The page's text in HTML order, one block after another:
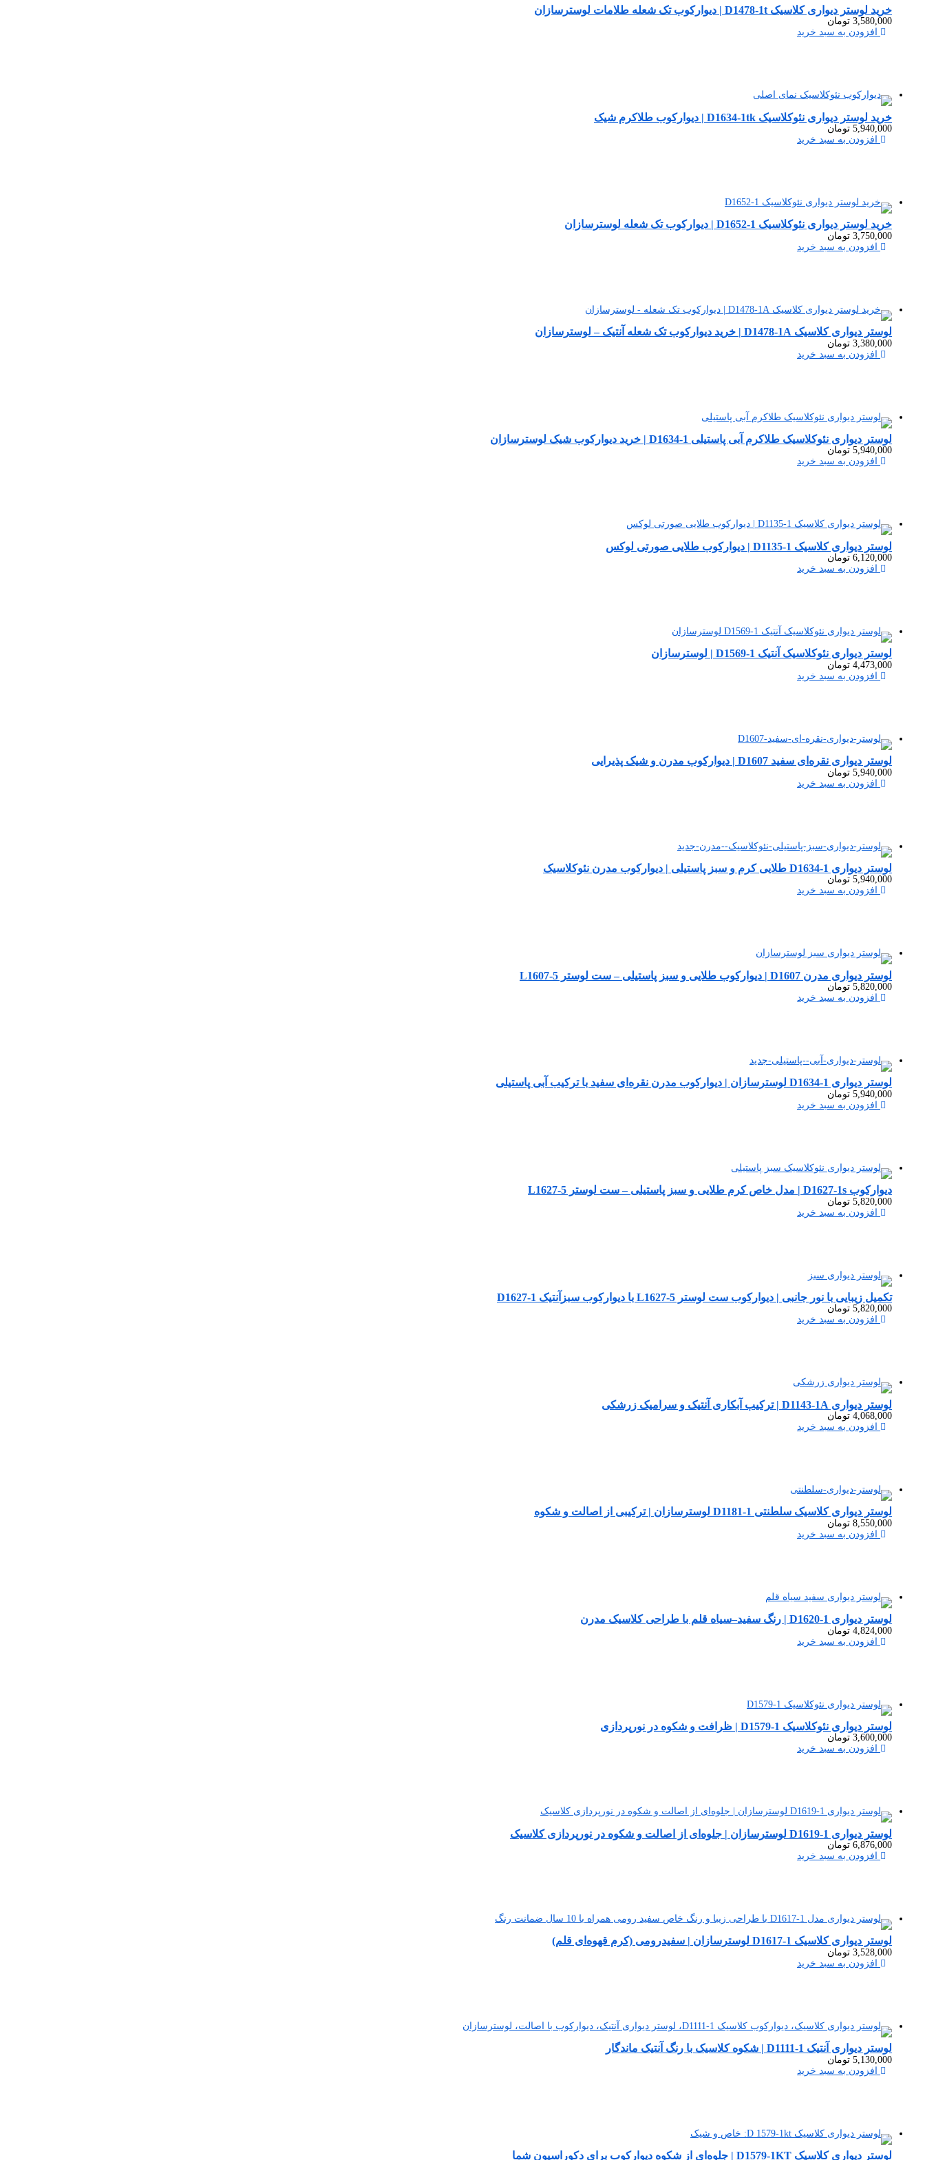
خرید لوستر دیواری کلاسیک D1478-1t | دیوارکوب تک شعله طلامات لوسترسازان
3,580,000 تومان
افزودن به سبد خرید
خرید لوستر دیواری نئوکلاسیک D1634-1tk | دیوارکوب طلاکرم شیک
5,940,000 تومان
افزودن به سبد خرید
خرید لوستر دیواری نئوکلاسیک D1652-1 | دیوارکوب تک شعله لوسترسازان
3,750,000 تومان
افزودن به سبد خرید
لوستر دیواری کلاسیک D1478-1A | خرید دیوارکوب تک شعله آنتیک – لوسترسازان
3,380,000 تومان
افزودن به سبد خرید
لوستر دیواری نئوکلاسیک طلاکرم آبی پاستیلی D1634-1 | خرید دیوارکوب شیک لوسترسازان
5,940,000 تومان
افزودن به سبد خرید
لوستر دیواری کلاسیک D1135-1 | دیوارکوب طلایی صورتی لوکس
6,120,000 تومان
افزودن به سبد خرید
لوستر دیواری نئوکلاسیک آنتیک D1569-1 | لوسترسازان
4,473,000 تومان
افزودن به سبد خرید
لوستر دیواری نقره‌ای سفید D1607 | دیوارکوب مدرن و شیک پذیرایی
5,940,000 تومان
افزودن به سبد خرید
لوستر دیواری D1634-1 طلایی کرم و سبز پاستیلی | دیوارکوب مدرن نئوکلاسیک
5,940,000 تومان
افزودن به سبد خرید
لوستر دیواری مدرن D1607 | دیوارکوب طلایی و سبز پاستیلی – ست لوستر L1607-5
5,820,000 تومان
افزودن به سبد خرید
لوستر دیواری D1634-1 لوسترسازان | دیوارکوب مدرن نقره‌ای سفید با ترکیب آبی پاستیلی
5,940,000 تومان
افزودن به سبد خرید
دیوارکوب D1627-1s | مدل خاص کرم طلایی و سبز پاستیلی – ست لوستر L1627-5
5,820,000 تومان
افزودن به سبد خرید
تکمیل زیبایی با نور جانبی | دیوارکوب ست لوستر L1627-5 با دیوارکوب سبزآنتیک D1627-1
5,820,000 تومان
افزودن به سبد خرید
لوستر دیواری D1143-1A | ترکیب آبکاری آنتیک و سرامیک زرشکی
4,068,000 تومان
افزودن به سبد خرید
لوستر دیواری کلاسیک سلطنتی D1181-1 لوسترسازان | ترکیبی از اصالت و شکوه
8,550,000 تومان
افزودن به سبد خرید
لوستر دیواری D1620-1 | رنگ سفید–سیاه قلم با طراحی کلاسیک مدرن
4,824,000 تومان
افزودن به سبد خرید
لوستر دیواری نئوکلاسیک D1579-1 | ظرافت و شکوه در نورپردازی
3,600,000 تومان
افزودن به سبد خرید
لوستر دیواری D1619-1 لوسترسازان | جلوه‌ای از اصالت و شکوه در نورپردازی کلاسیک
6,876,000 تومان
افزودن به سبد خرید
لوستر دیواری کلاسیک D1617‑1 لوسترسازان | سفیدرومی (کرم قهوه‌ای قلم)
3,528,000 تومان
افزودن به سبد خرید
لوستر دیواری آنتیک D1111-1 | شکوه کلاسیک با رنگ آنتیک ماندگار
5,130,000 تومان
افزودن به سبد خرید
لوستر دیواری کلاسیک D1579-1KT | جلوه‌ای از شکوه دیوارکوب برای دکوراسیون شما